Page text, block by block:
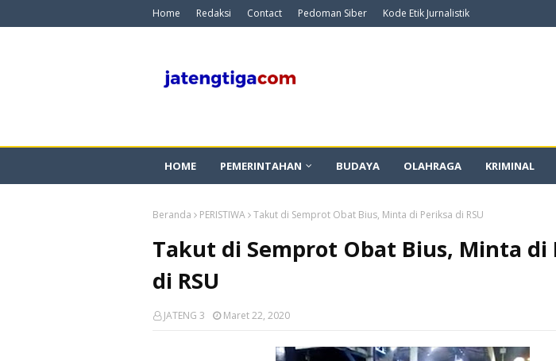
Home Redaksi Contact Pedoman Siber Kode Etik Jurnalistik
HOME PEMERINTAHAN BUDAYA OLAHRAGA KRIMINAL
Beranda PERISTIWA Takut di Semprot Obat Bius, Minta di Periksa di RSU
Takut di Semprot Obat Bius, Minta di
di RSU
JATENG 3 Maret 22, 2020